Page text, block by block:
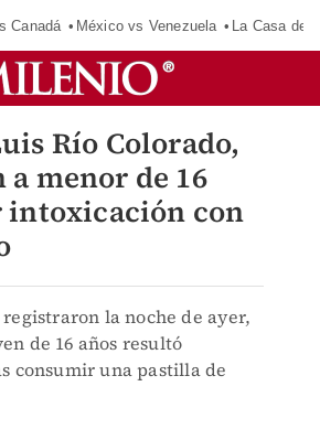
Canadá México vs Venezuela La Casa de
Río Colorado,
a menor de 16
intoxicación con
registraron la noche de ayer,
de 16 años resultó
consumir una pastilla de